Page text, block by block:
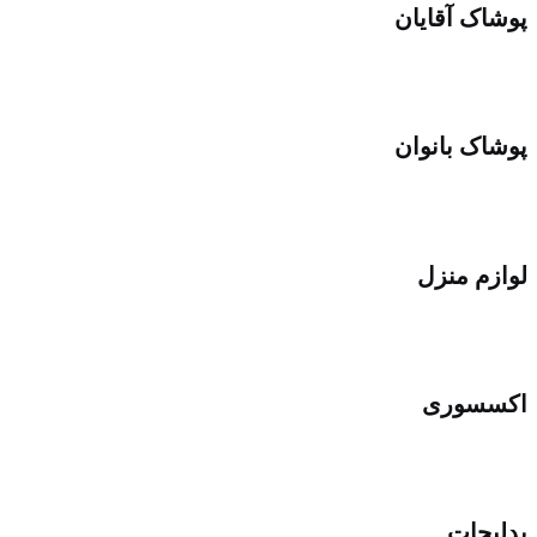
پوشاک آقایان
پوشاک بانوان
لوازم منزل
اکسسوری